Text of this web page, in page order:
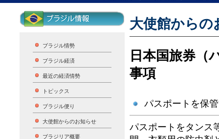
ブラジル情勢
ブラジル経済
最近の経済情勢
トピックス
ブラジル便り
大使館からのお知らせ
ブラジリア概要
大使館からの
日本国旅券（
事項
パスポートを保
パスポートをタンス